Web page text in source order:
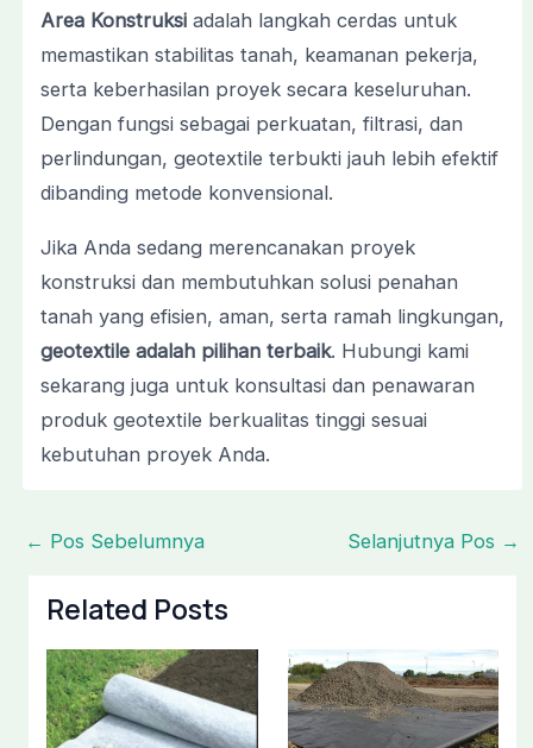
Area Konstruksiadalah langkah cerdas untuk
memastikan stabilitas tanah, keamanan pekerja,
serta keberhasilan proyek secara keseluruhan.
Dengan fungsi sebagai perkuatan, filtrasi, dan
perlindungan, geotextile terbukti jauh lebih efektif
dibanding metode konvensional.
Jika Anda sedang merencanakan proyek
konstruksi dan membutuhkan solusi penahan
tanah yang efisien, aman, serta ramah lingkungan,
geotextile adalah pilihan terbaik. Hubungi kami
sekarang juga untuk konsultasi dan penawaran
produk geotextile berkualitas tinggi sesuai
kebutuhan proyek Anda.
← Pos Sebelumnya Selanjutnya Pos →
Related Posts